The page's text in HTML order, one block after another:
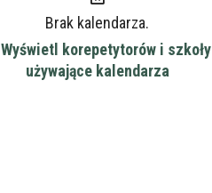
Brak kalendarza.
Wyświetl korepetytorów i szkoły
używające kalendarza